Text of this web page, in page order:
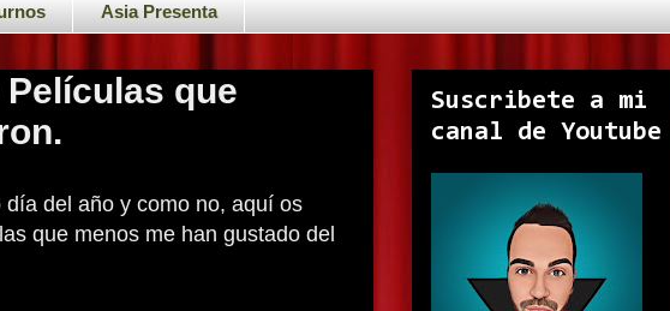
Asia Presenta
Películas que
del año y como no, aquí os
que menos me han gustado del
Suscribete a mi
canal de Youtube